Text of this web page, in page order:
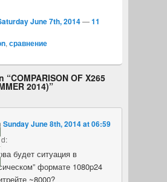
June 7th, 2014—11
, сравнение
“COMPARISON OF X265
2014)”
Sunday June 8th, 2014 at 06:59
будет ситуация в
формате 1080p24
~8000?